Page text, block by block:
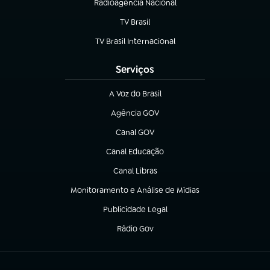
Radioagência Nacional
(abre em nova aba)
TV Brasil
(abre em nova aba)
TV Brasil Internacional
(abre em nova aba)
Serviços
A Voz do Brasil
(abre em nova aba)
Agência GOV
(abre em nova aba)
Canal GOV
(abre em nova aba)
Canal Educação
(abre em nova aba)
Canal Libras
(abre em nova aba)
Monitoramento e Análise de Mídias
(abre em nova aba)
Publicidade Legal
(abre em nova aba)
Rádio Gov
(abre em nova aba)